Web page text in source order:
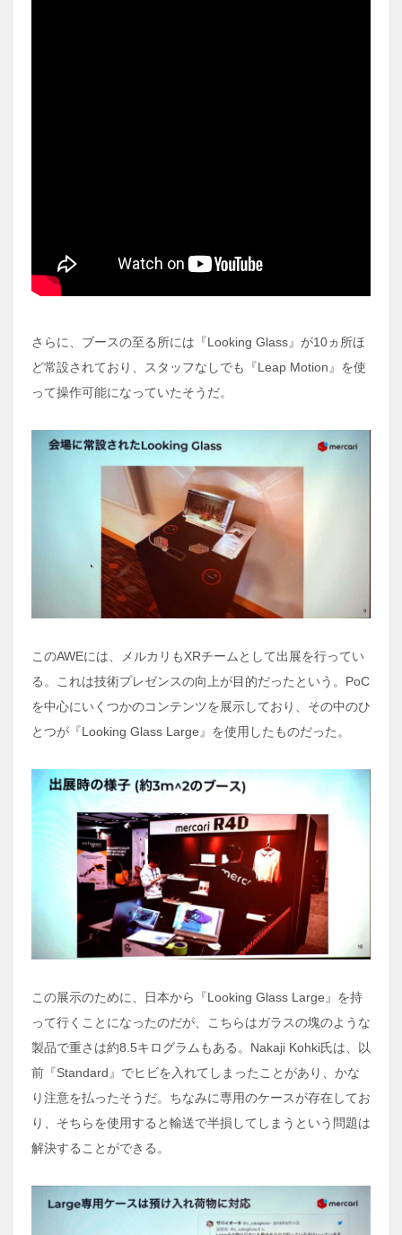
さらに、ブースの至る所には『Looking Glass』が10ヵ所ほ
ど常設されており、スタッフなしでも『Leap Motion』を使
って操作可能になっていたそうだ。
このAWEには、メルカリもXRチームとして出展を行ってい
る。これは技術プレゼンスの向上が目的だったという。PoC
を中心にいくつかのコンテンツを展示しており、その中のひ
とつが『Looking Glass Large』を使用したものだった。
この展示のために、日本から『Looking Glass Large』を持
って行くことになったのだが、こちらはガラスの塊のような
製品で重さは約8.5キログラムもある。Nakaji Kohki氏は、以
前『Standard』でヒビを入れてしまったことがあり、かな
り注意を払ったそうだ。ちなみに専用のケースが存在してお
り、そちらを使用すると輸送で半損してしまうという問題は
解決することができる。